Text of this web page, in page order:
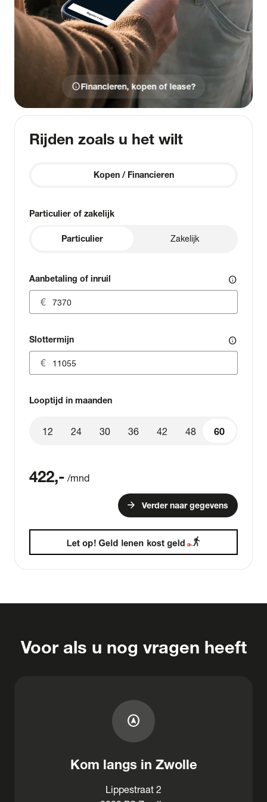
infoFinancieren, kopen of lease?
Rijden zoals u het wilt
Kopen / Financieren
Particulier of zakelijk
Particulier Zakelijk
Aanbetaling of inruil info
Slottermijn info
Looptijd in maanden
60
12 24 30 36 42 48 60
422,- /mnd
arrow_forward Verder naar gegevens
Voor als u nog vragen heeft
assistant_navigation
Kom langs in Zwolle
Lippestraat 2